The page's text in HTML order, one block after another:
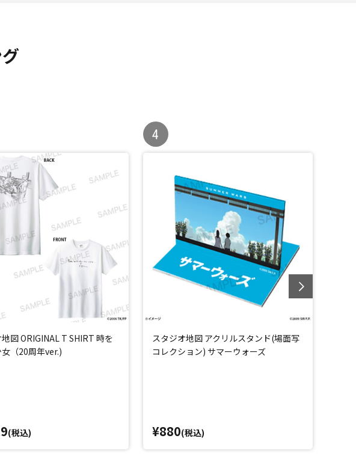
図 ORIGINAL T SHIRT 時を
（20周年ver.)
(税込)
スタジオ地図 アクリルスタンド(場面写
コレクション) サマーウォーズ
¥880(税込)